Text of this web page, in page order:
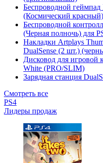
Беспроводной геймпад
(Космический
Беспроводной
(Черная полночь) для
Накладки Artplays
DualSense (2 шт.)
Дисковод для игровой
White (PRO/SLIM)
Зарядная станция
Смотреть все
PS4
Лидеры продаж